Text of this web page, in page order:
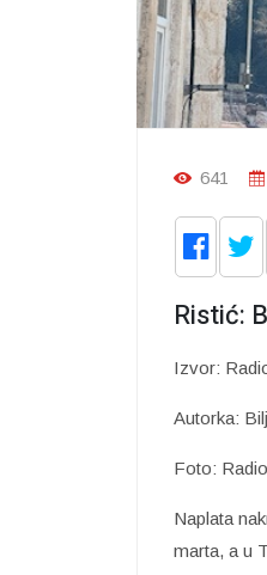
641
Ristić:
Izvor:
Autorka:
Foto:
Naplata
marta, a u